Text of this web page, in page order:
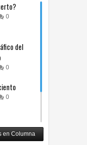
0
del
0
0
0
en Columna